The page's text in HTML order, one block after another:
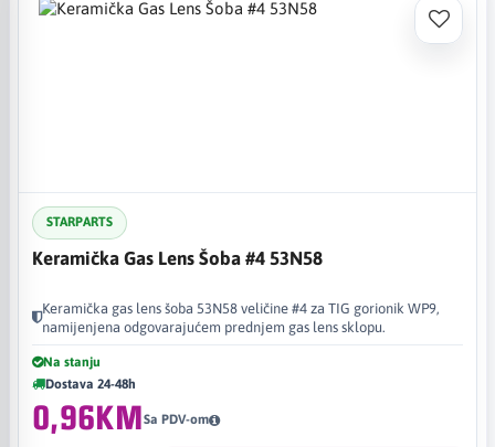
STARPARTS
Keramička Gas Lens Šoba #4 53N58
Keramička gas lens šoba 53N58 veličine #4 za TIG gorionik WP9,
namijenjena odgovarajućem prednjem gas lens sklopu.
Na stanju
Dostava 24-48h
0,96KMSa PDV-om